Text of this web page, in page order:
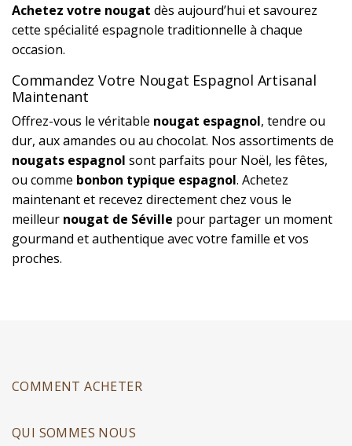
Achetez votre nougat dès aujourd’hui et savourez
cette spécialité espagnole traditionnelle à chaque
occasion.
Commandez Votre Nougat Espagnol Artisanal
Maintenant
Offrez-vous le véritable nougat espagnol, tendre ou
dur, aux amandes ou au chocolat. Nos assortiments de
nougats espagnol sont parfaits pour Noël, les fêtes,
ou comme bonbon typique espagnol. Achetez
maintenant et recevez directement chez vous le
meilleur nougat de Séville pour partager un moment
gourmand et authentique avec votre famille et vos
proches.
COMMENT ACHETER
QUI SOMMES NOUS